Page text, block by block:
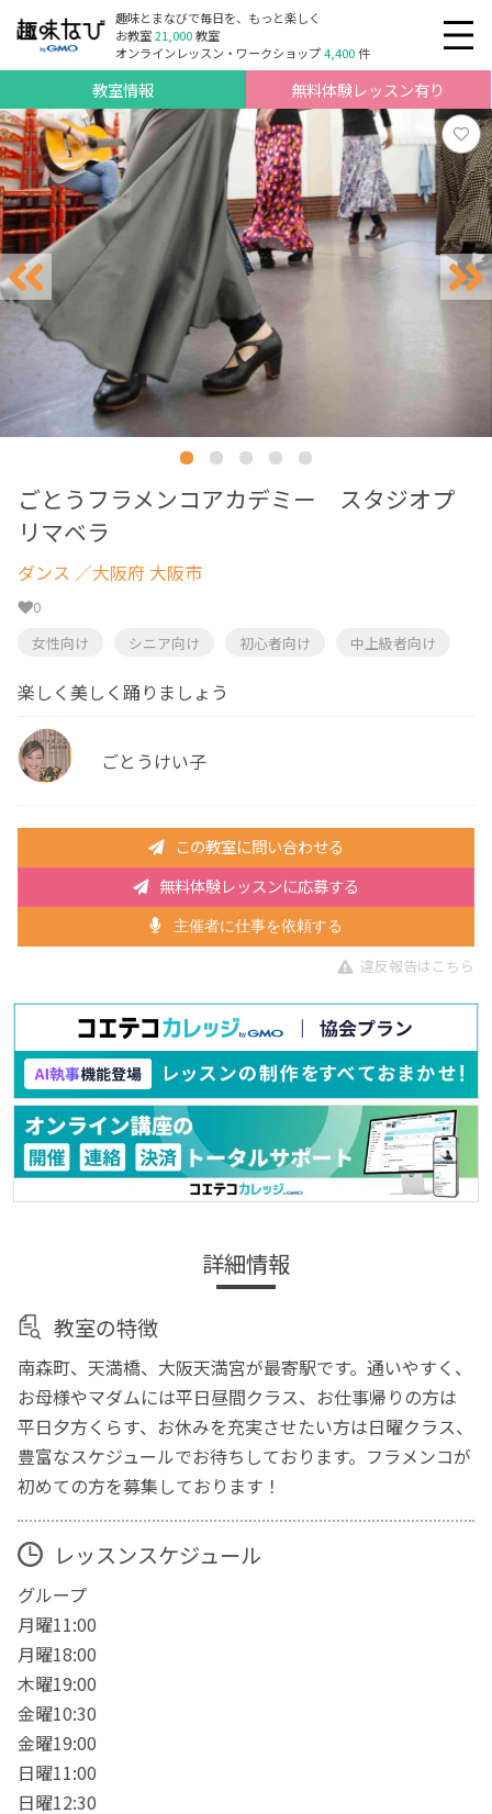
趣味とまなびで毎日を、もっと楽しく
お教室21,000教室
オンラインレッスン・ワークショップ4,400件
教室情報 無料体験レッスン有り
ごとうフラメンコアカデミー スタジオプ
リマベラ
ダンス ／大阪府 大阪市
0
女性向け
シニア向け 初心者向け 中上級者向け
楽しく美しく踊りましょう
ごとうけい子
この教室に問い合わせる
無料体験レッスンに応募する
主催者に仕事を依頼する
違反報告はこちら
詳細情報
教室の特徴
南森町、天満橋、大阪天満宮が最寄駅です。通いやすく、
お母様やマダムには平日昼間クラス、お仕事帰りの方は
平日夕方くらす、お休みを充実させたい方は日曜クラス、
豊富なスケジュールでお待ちしております。フラメンコが
初めての方を募集しております！
レッスンスケジュール
グループ
月曜11:00
月曜18:00
木曜19:00
金曜10:30
金曜19:00
日曜11:00
日曜12:30